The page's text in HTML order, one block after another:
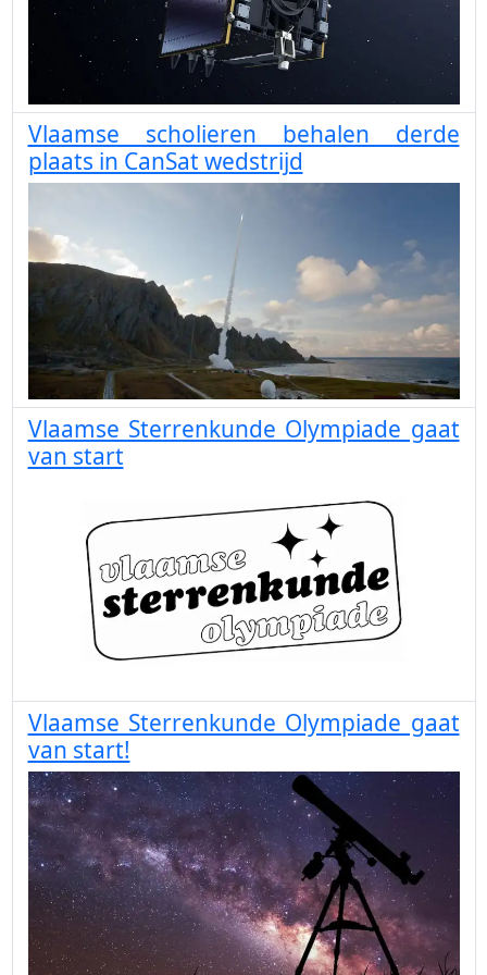
Vlaamse scholieren behalen derde
plaats in CanSat wedstrijd
Vlaamse Sterrenkunde Olympiade gaat
van start
Vlaamse Sterrenkunde Olympiade gaat
van start!